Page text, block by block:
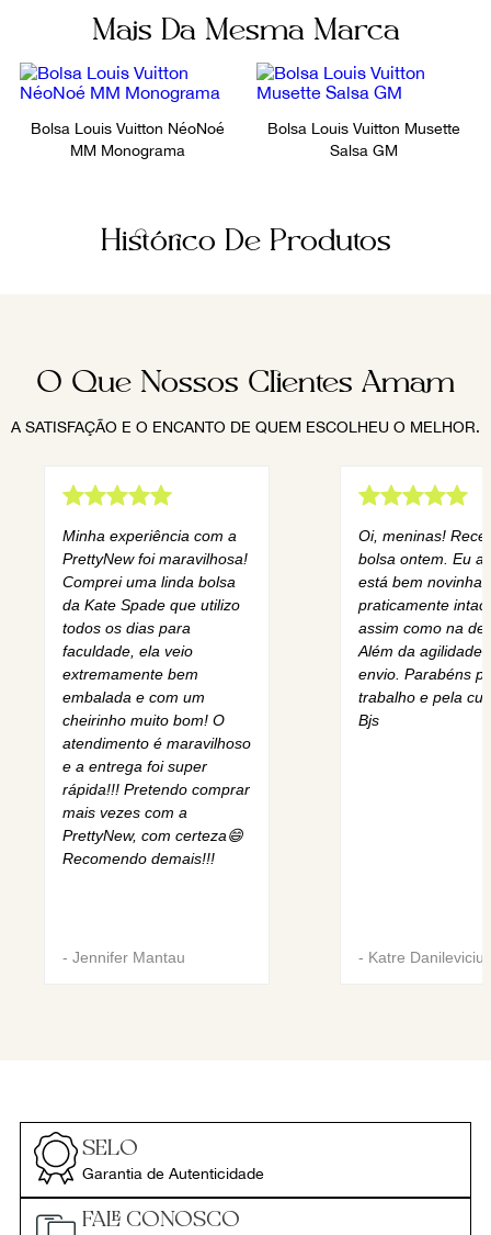
Mais Da Mesma Marca
Bolsa Louis Vuitton NéoNoé
MM Monograma
Bolsa Louis Vuitton Musette
Salsa GM
Histórico De Produtos
O Que Nossos Clientes Amam
A SATISFAÇÃO E O ENCANTO DE QUEM ESCOLHEU O MELHOR.
Minha experiência com a
PrettyNew foi maravilhosa!
Comprei uma linda bolsa
da Kate Spade que utilizo
todos os dias para
faculdade, ela veio
extremamente bem
embalada e com um
cheirinho muito bom! O
atendimento é maravilhoso
e a entrega foi super
rápida!!! Pretendo comprar
mais vezes com a
PrettyNew, com certeza😄
Recomendo demais!!!
- Jennifer Mantau
Oi, meninas!
bolsa ontem. Eu
está bem novinha,
praticamente
assim como na
Além da agilidade
envio. Parabéns
trabalho e pela
Bjs
- Katre Danilevicius
SELO
Garantia de Autenticidade
FALE CONOSCO